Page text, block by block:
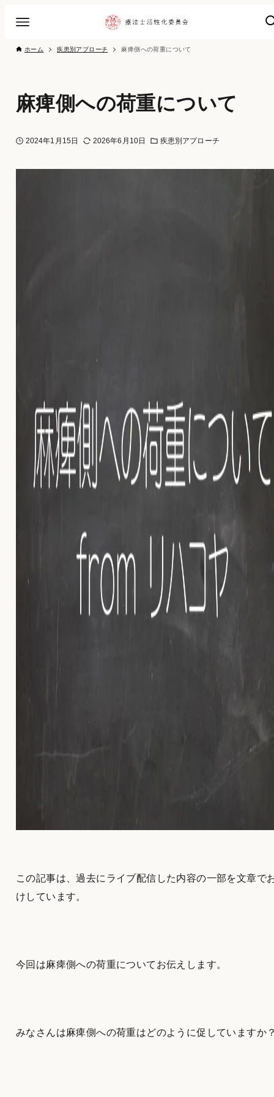
ホーム 疾患別アプローチ 麻痺側への荷重について
麻痺側への荷重について
2024年1月15日 2026年6月10日 疾患別アプローチ
この記事は、過去にライブ配信した内容の一部を文章で
けしています。
今回は麻痺側への荷重についてお伝えします。
みなさんは麻痺側への荷重はどのように促していますか